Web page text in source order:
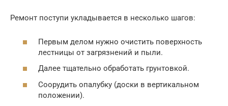
Ремонт поступи укладывается в несколько шагов:
Первым делом нужно очистить поверхность
лестницы от загрязнений и пыли.
Далее тщательно обработать грунтовкой.
Соорудить опалубку (доски в вертикальном
положении).